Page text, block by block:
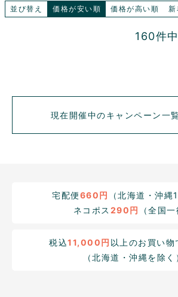
並び替え 価格が安い順 価格が高い順 新
160件中
現在開催中のキャンペーン一
宅配便660円
（北海道・沖縄
ネコポス 290円 （全国一
税込11,000円 以上のお買い物
（北海道・沖縄を除く